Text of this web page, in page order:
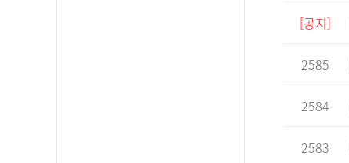
[공지]
2585
2584
2583